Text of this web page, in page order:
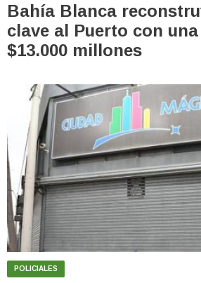
Bahía Blanca
clave al Puerto con
$13.000 millones
POLICIALES